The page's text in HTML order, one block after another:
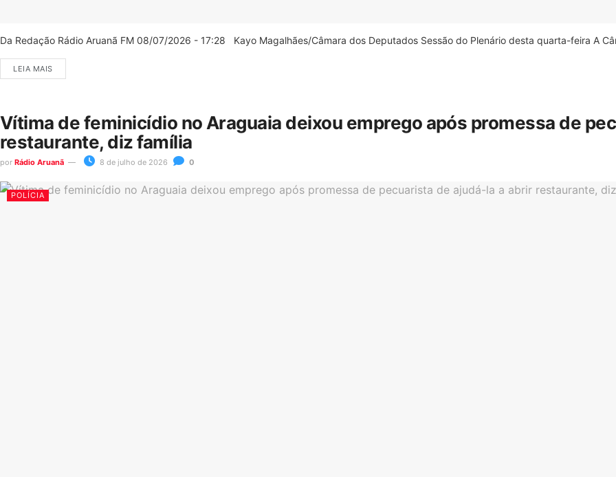
Da Redação Rádio Aruanã FM 08/07/2026 - 17:28 Kayo Magalhães/Câmara dos Deputados Sessão do Plenário desta quarta-feira A
LEIA MAIS
Vítima de feminicídio no Araguaia deixou emprego após promessa de
restaurante, diz família
por Rádio Aruanã 8 de julho de 2026 0
POLÍCIA